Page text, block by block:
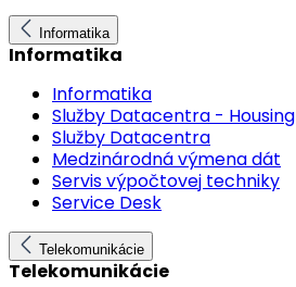
Informatika
Informatika
Informatika
Služby Datacentra - Housing
Služby Datacentra
Medzinárodná výmena dát
Servis výpočtovej techniky
Service Desk
Telekomunikácie
Telekomunikácie